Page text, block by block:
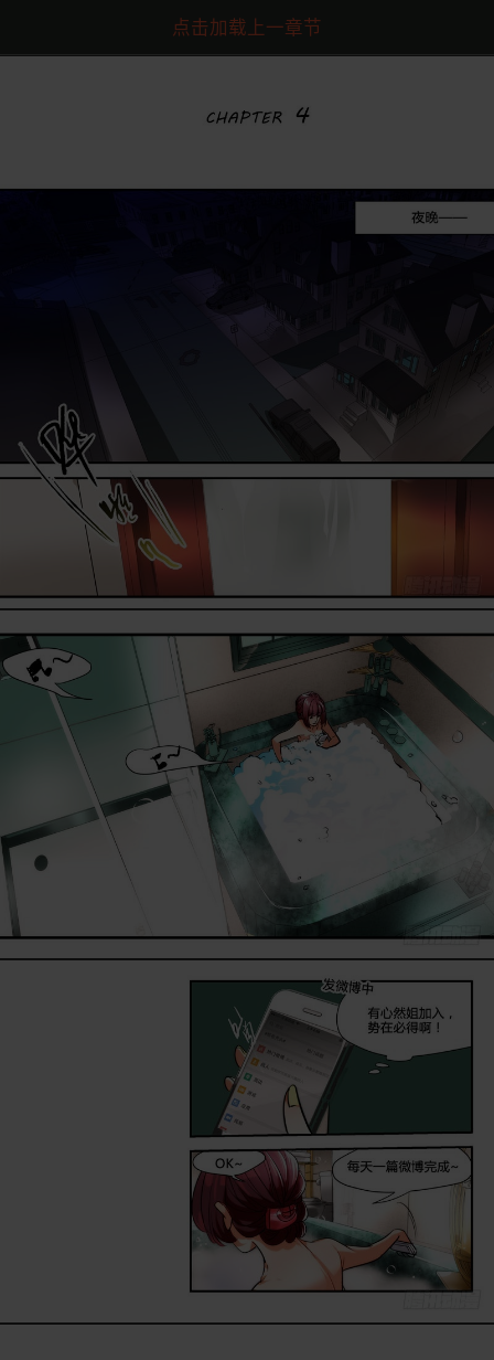
点击加载上一章节